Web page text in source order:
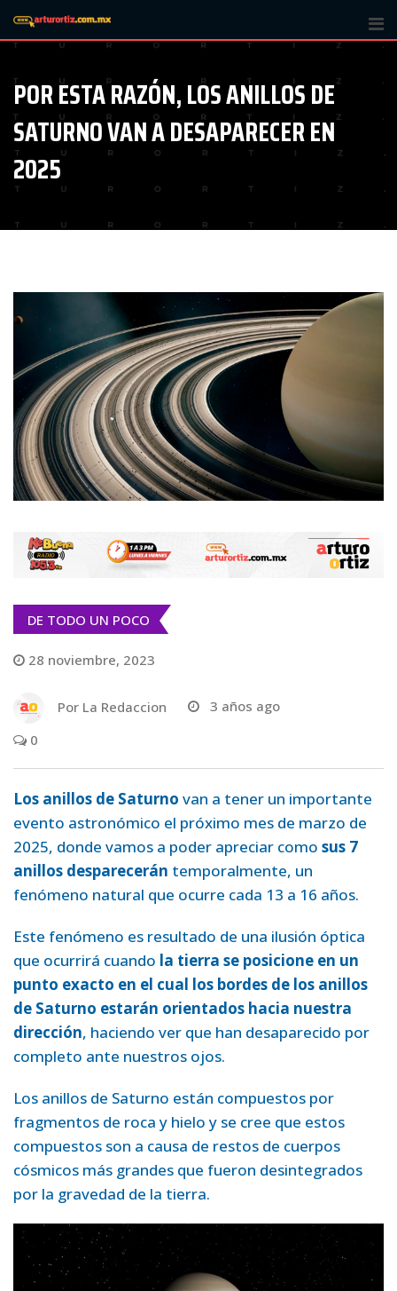
content
POR ESTA RAZÓN, LOS ANILLOS DE
SATURNO VAN A DESAPARECER EN
2025
DE TODO UN POCO
28 noviembre, 2023
Por La Redaccion
3 años ago
0
Los anillos de Saturno van a tener un importante
evento astronómico el próximo mes de marzo de
2025, donde vamos a poder apreciar como sus 7
anillos desparecerán temporalmente, un
fenómeno natural que ocurre cada 13 a 16 años.
Este fenómeno es resultado de una ilusión óptica
que ocurrirá cuando la tierra se posicione en un
punto exacto en el cual los bordes de los anillos
de Saturno estarán orientados hacia nuestra
dirección, haciendo ver que han desaparecido por
completo ante nuestros ojos.
Los anillos de Saturno están compuestos por
fragmentos de roca y hielo y se cree que estos
compuestos son a causa de restos de cuerpos
cósmicos más grandes que fueron desintegrados
por la gravedad de la tierra.